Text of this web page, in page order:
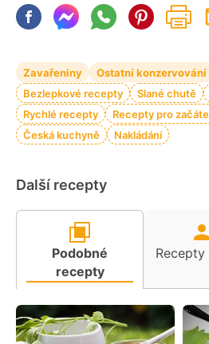
Zavařeniny Ostatní
Bezlepkové recepty
Slané chutě
Rychlé recepty
Recepty pro
Česká kuchyně
Nakládání
Další recepty
Podobné
recepty
Recepty